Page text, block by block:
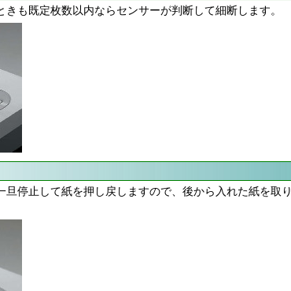
も既定枚数以内ならセンサーが判断して細断します。
停止して紙を押し戻しますので、後から入れた紙を